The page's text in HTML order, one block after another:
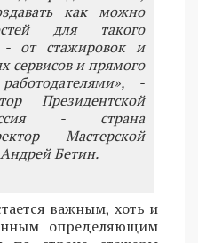
как можно
для такого
- от стажировок и
сервисов и прямого
-
Президентской
- страна
Мастерской
Бетин.
важным, хоть и
определяющим